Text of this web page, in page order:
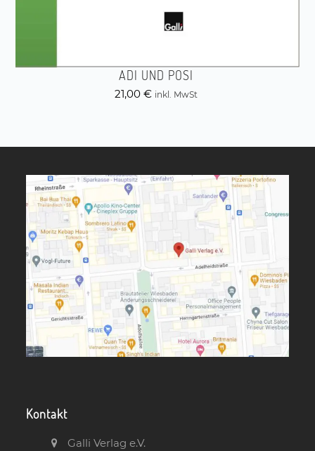
ADI UND POSI
21,00 € inkl. MwSt
Kontakt
Galli Verlag e.V.